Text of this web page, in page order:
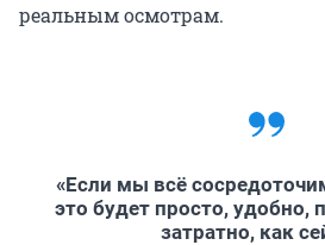
реальным осмотрам.
«Если мы всё
это будет просто, удобно,
затратно, как